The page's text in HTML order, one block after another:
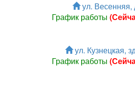
ул. Весенняя,
График работы
ул. Кузнецкая,
График работы